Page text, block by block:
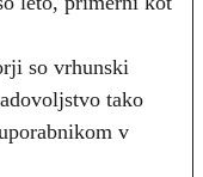
so vrhunski
tako
v